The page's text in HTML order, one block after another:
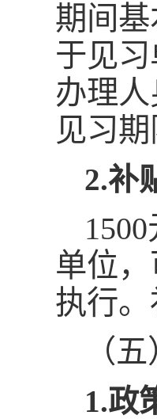
期间
于见
办理
见习
2.补
单位
执行。
（
1.政